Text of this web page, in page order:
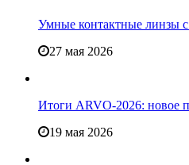
Умные контактные линзы
27 мая 2026
Итоги ARVO-2026: новое
19 мая 2026